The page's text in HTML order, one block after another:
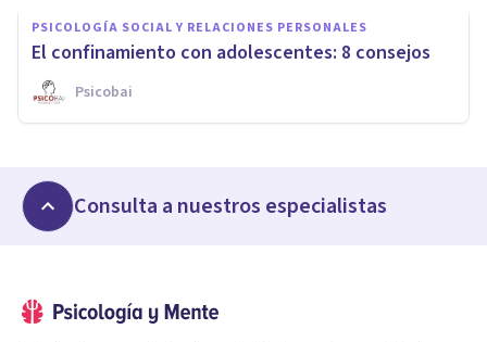
PSICOLOGÍA SOCIAL Y RELACIONES PERSONALES
El confinamiento con adolescentes: 8 consejos
Psicobai
Consulta a nuestros especialistas